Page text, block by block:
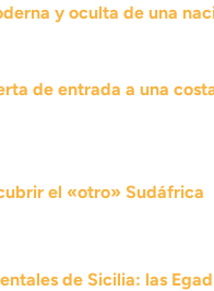
y oculta de una
de entrada a una
el «otro» Sudáfrica
de Sicilia: las